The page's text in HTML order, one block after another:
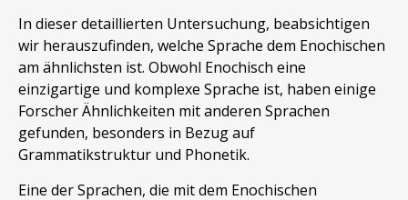
In dieser detaillierten Untersuchung, beabsichtigen
wir herauszufinden, welche Sprache dem Enochischen
am ähnlichsten ist. Obwohl Enochisch eine
einzigartige und komplexe Sprache ist, haben einige
Forscher Ähnlichkeiten mit anderen Sprachen
gefunden, besonders in Bezug auf
Grammatikstruktur und Phonetik.
Eine der Sprachen, die mit dem Enochischen